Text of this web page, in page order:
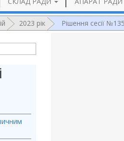
2023 рік Рішення сесії